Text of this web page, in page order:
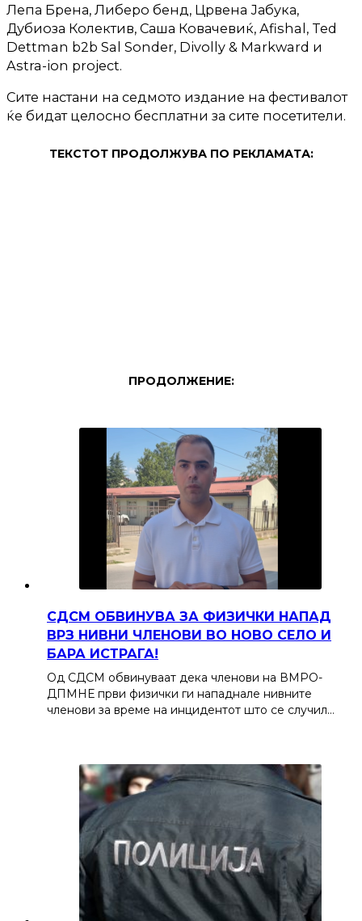
Лепа Брена, Либеро бенд, Црвена Јабука,
Дубиоза Колектив, Саша Ковачевиќ, Аfishal, Ted
Dettman b2b Sal Sonder, Divolly & Markward и
Astra-ion project.
Сите настани на седмото издание на фестивалот
ќе бидат целосно бесплатни за сите посетители.
ТЕКСТОТ ПРОДОЛЖУВА ПО РЕКЛАМАТА:
ПРОДОЛЖЕНИЕ:
СДСМ ОБВИНУВА ЗА ФИЗИЧКИ НАПАД
ВРЗ НИВНИ ЧЛЕНОВИ ВО НОВО СЕЛО И
БАРА ИСТРАГА!
Од СДСМ обвинуваат дека членови на ВМРО-
ДПМНЕ први физички ги нападнале нивните
членови за време на инцидентот што се случил…